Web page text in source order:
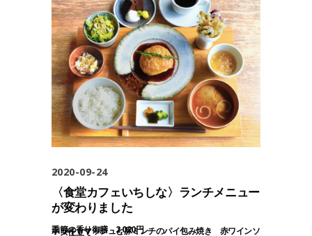
2020-09-24
〈食堂カフェいちしな〉ランチメニュー
が変わりました
季節の香り御膳 2,020円
ホワイトマッシュと豚ミンチのパイ包み焼き 赤ワインソース仕立て